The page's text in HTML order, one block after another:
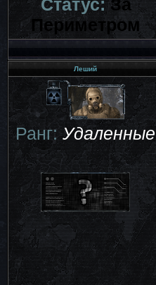
Статус:За
Периметром
Леший
Ранг:Удаленные